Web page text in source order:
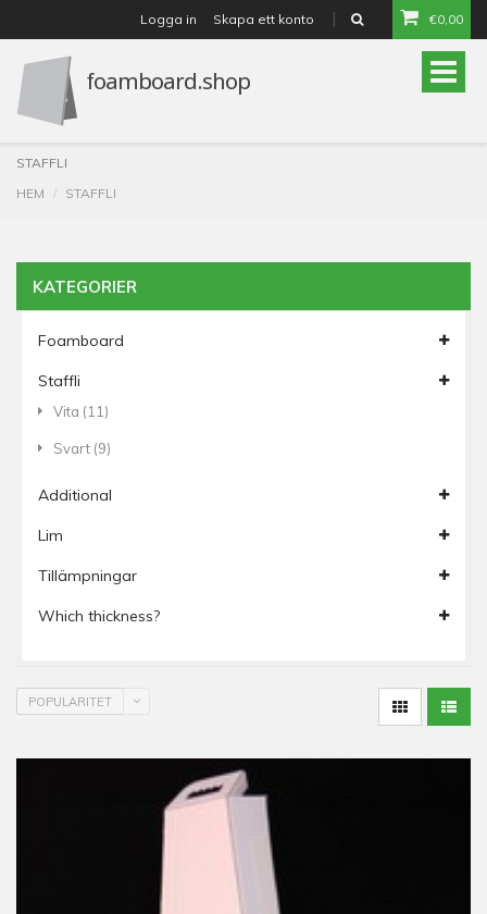
Logga in Skapa ett konto €0,00
Toggle
STAFFLI
HEM
STAFFLI
KATEGORIER
Foamboard
Staffli
Vita (11)
Svart (9)
Additional
Lim
Tillämpningar
Which thickness?
POPULARITET